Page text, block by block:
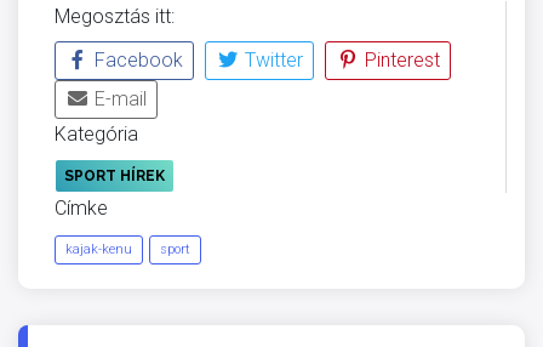
Megosztás itt:
Facebook
Twitter
Pinterest
E-mail
Kategória
SPORT HÍREK
Címke
kajak-kenu sport